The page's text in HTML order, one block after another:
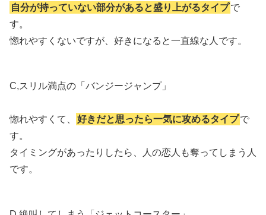
自分が持っていない部分があると盛り上がるタイプで
す。
惚れやすくないですが、好きになると一直線な人です。
C,スリル満点の「バンジージャンプ」
惚れやすくて、 好きだと思ったら一気に攻めるタイプで
す。
タイミングがあったりしたら、人の恋人も奪ってしまう人
です。